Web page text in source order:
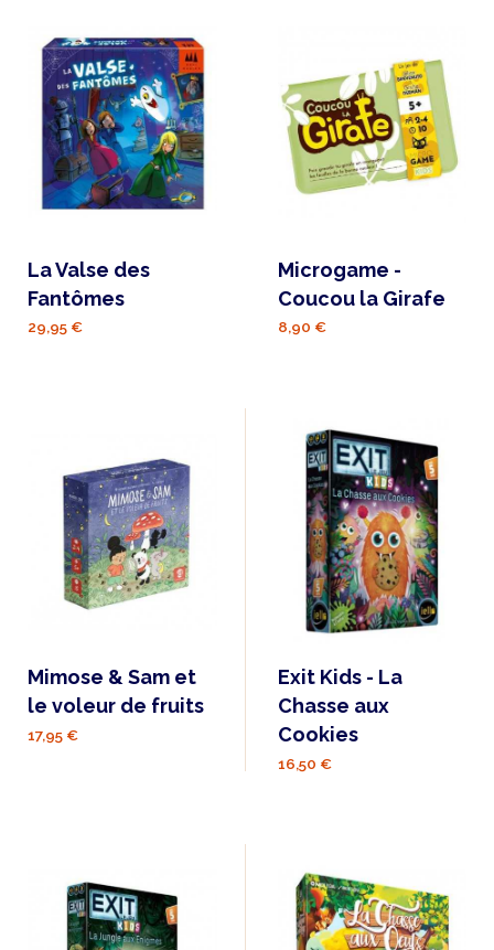
La Valse des
Fantômes
29,95 €
Microgame -
Coucou la Girafe
8,90 €
Mimose & Sam et
le voleur de fruits
17,95 €
Exit Kids - La
Chasse aux
Cookies
16,50 €